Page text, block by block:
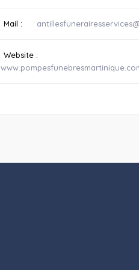
Mail :
Website :